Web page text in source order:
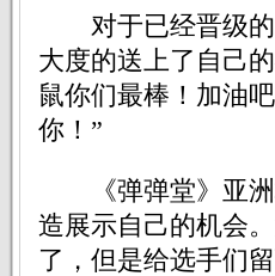
对于已经晋级的“
大度的送上了自己
鼠你们最棒！加油
你！”
《弹弹堂》亚洲
造展示自己的机会
了，但是给选手们